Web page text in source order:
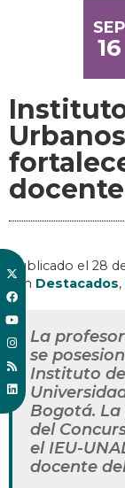
SEP
16
docente
Publicado el 28
, en Destacados,
La
se
Instituto
Bogotá.
del
el IEU-
docente